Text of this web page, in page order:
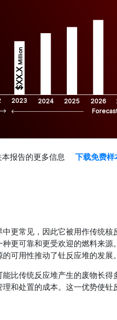
2023 2024 2025 2026
$XX.X
Million
报告的更多信息 下载免费样
更常见，因此它被用作传统
更可靠和更受欢迎的燃料来
可用性推动了钍反应堆的发展。
比传统反应堆产生的废物长
和处置的成本。这一优势使钍